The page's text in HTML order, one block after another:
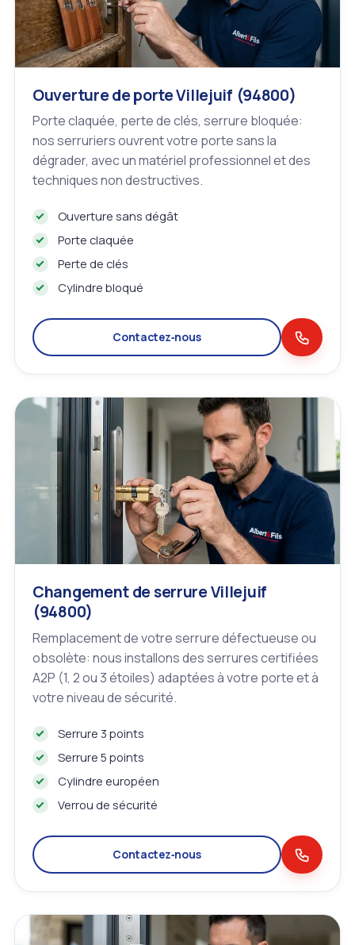
Ouverture de porte Villejuif (94800)
Porte claquée, perte de clés, serrure bloquée:
nos serruriers ouvrent votre porte sans la
dégrader, avec un matériel professionnel et des
techniques non destructives.
Ouverture sans dégât
Porte claquée
Perte de clés
Cylindre bloqué
Contactez‑nous
Changement de serrure Villejuif
(94800)
Remplacement de votre serrure défectueuse ou
obsolète: nous installons des serrures certifiées
A2P (1, 2 ou 3 étoiles) adaptées à votre porte et à
votre niveau de sécurité.
Serrure 3 points
Serrure 5 points
Cylindre européen
Verrou de sécurité
Contactez‑nous